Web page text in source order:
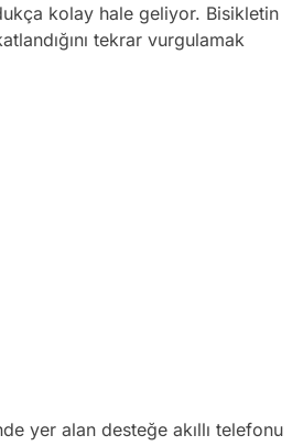
kolay hale geliyor. Bisikletin
tekrar vurgulamak
yer alan desteğe akıllı telefonu